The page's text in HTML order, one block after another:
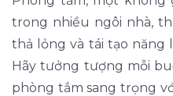
trong nhiều ngôi nhà,
thả lỏng và tái tạo năng
Hãy tưởng tượng mỗi
phòng tắm sang trọng